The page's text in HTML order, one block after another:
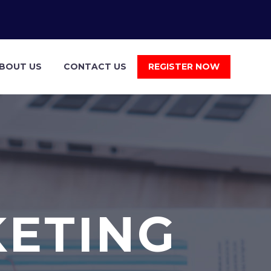
US CONTACT US REGISTER NOW